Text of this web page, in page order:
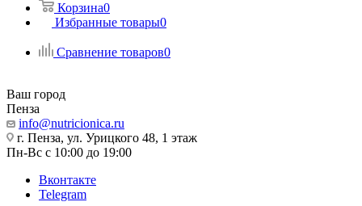
Корзина0
Избранные товары0
Сравнение товаров0
Ваш город
Пенза
info@nutricionica.ru
г. Пенза, ул. Урицкого 48, 1 этаж
Пн-Вс с 10:00 до 19:00
Вконтакте
Telegram